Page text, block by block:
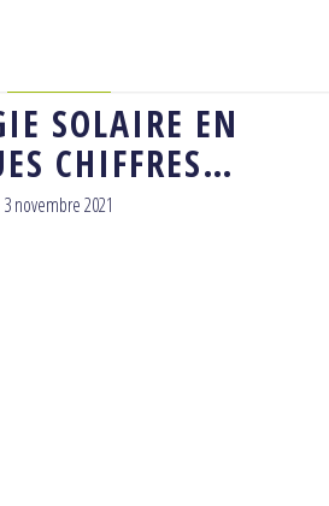
SOLAIRE EN
CHIFFRES…
3 novembre 2021